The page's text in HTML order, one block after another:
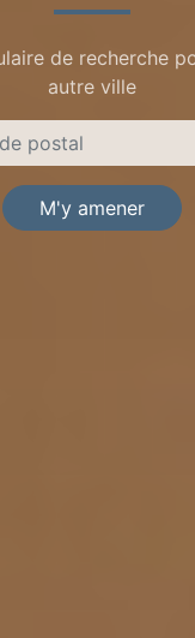
de recherche
autre ville
M'y amener